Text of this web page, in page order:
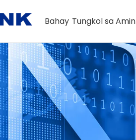
Bahay Tungkol sa Amin